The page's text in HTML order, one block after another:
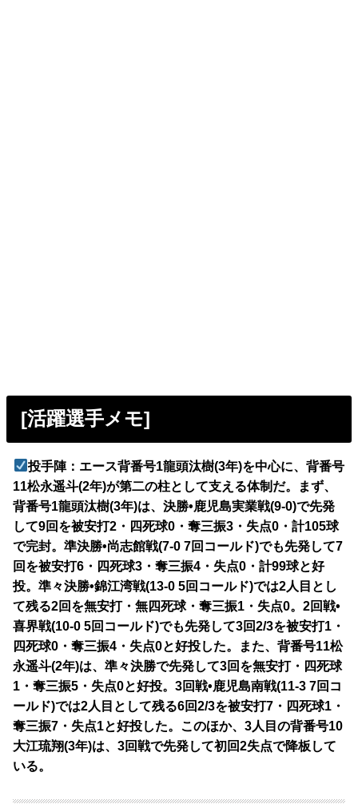
[活躍選手メモ]
投手陣：エース背番号1龍頭汰樹(3年)を中心に、背番号
11松永遥斗(2年)が第二の柱として支える体制だ。まず、
背番号1龍頭汰樹(3年)は、決勝•鹿児島実業戦(9-0)で先発
して9回を被安打2・四死球0・奪三振3・失点0・計105球
で完封。準決勝•尚志館戦(7-0 7回コールド)でも先発して7
回を被安打6・四死球3・奪三振4・失点0・計99球と好
投。準々決勝•錦江湾戦(13-0 5回コールド)では2人目とし
て残る2回を無安打・無四死球・奪三振1・失点0。2回戦•
喜界戦(10-0 5回コールド)でも先発して3回2/3を被安打1・
四死球0・奪三振4・失点0と好投した。また、背番号11松
永遥斗(2年)は、準々決勝で先発して3回を無安打・四死球
1・奪三振5・失点0と好投。3回戦•鹿児島南戦(11-3 7回コ
ールド)では2人目として残る6回2/3を被安打7・四死球1・
奪三振7・失点1と好投した。このほか、3人目の背番号10
大江琉翔(3年)は、3回戦で先発して初回2失点で降板して
いる。